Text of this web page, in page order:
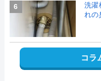
6
洗濯
れの
コラ